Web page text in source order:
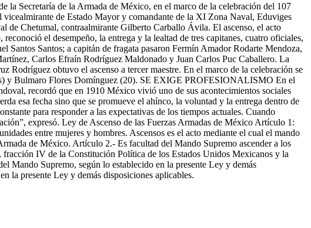
la Secretaría de la Armada de México, en el marco de la celebración del 107
de Estado Mayor y comandante de la XI Zona Naval, Eduviges
de Chetumal, contraalmirante Gilberto Carballo Ávila. El ascenso, el acto
el desempeño, la entrega y la lealtad de tres capitanes, cuatro oficiales,
Santos; a capitán de fragata pasaron Fermín Amador Rodarte Mendoza,
Carlos Efraín Rodríguez Maldonado y Juan Carlos Puc Caballero. La
Rodríguez obtuvo el ascenso a tercer maestre. En el marco de la celebración se
y Bulmaro Flores Domínguez (20). SE EXIGE PROFESIONALISMO En el
recordó que en 1910 México vivió uno de sus acontecimientos sociales
esa fecha sino que se promueve el ahínco, la voluntad y la entrega dentro de
para responder a las expectativas de los tiempos actuales. Cuando
expresó. Ley de Ascenso de las Fuerzas Armadas de México Artículo 1:
entre mujeres y hombres. Ascensos es el acto mediante el cual el mando
de México. Artículo 2.- Es facultad del Mando Supremo ascender a los
IV de la Constitución Política de los Estados Unidos Mexicanos y la
Mando Supremo, según lo establecido en la presente Ley y demás
la presente Ley y demás disposiciones aplicables.